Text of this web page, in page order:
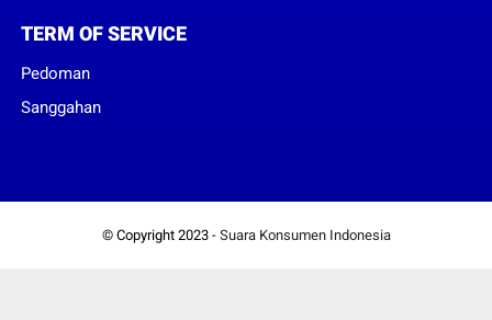
TERM OF SERVICE
Pedoman
Sanggahan
© Copyright 2023 - Suara Konsumen Indonesia